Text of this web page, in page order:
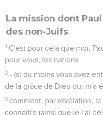
La mission dont
des non-Juifs
1 C'est pour cela que moi,
pour vous, les nations
2 - (si du moins vous avez
de la grâce de Dieu qui m'a
3 comment, par révélation,
connaître (ainsi que je l'ai